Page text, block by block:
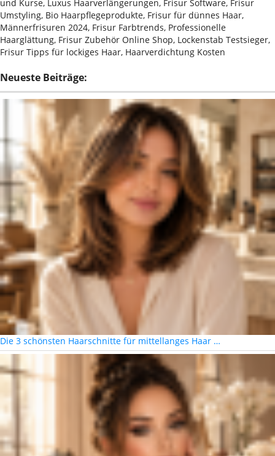
und Kurse, Luxus Haarverlängerungen, Frisur Software, Frisur
Umstyling, Bio Haarpflegeprodukte, Frisur für dünnes Haar,
Männerfrisuren 2024, Frisur Farbtrends, Professionelle
Haarglättung, Frisur Zubehör Online Shop, Lockenstab Testsieger,
Frisur Tipps für lockiges Haar, Haarverdichtung Kosten
Neueste Beiträge:
Die 3 schönsten Haarschnitte für mittellanges Haar …